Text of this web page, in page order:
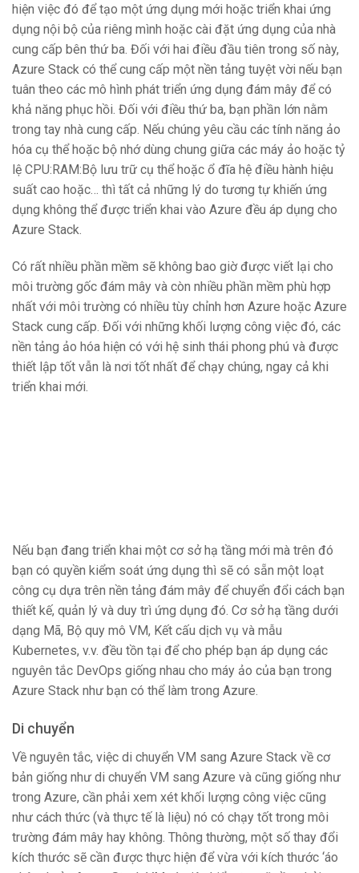
hiện việc đó để tạo một ứng dụng mới hoặc triển khai ứng
dụng nội bộ của riêng mình hoặc cài đặt ứng dụng của nhà
cung cấp bên thứ ba. Đối với hai điều đầu tiên trong số này,
Azure Stack có thể cung cấp một nền tảng tuyệt vời nếu bạn
tuân theo các mô hình phát triển ứng dụng đám mây để có
khả năng phục hồi. Đối với điều thứ ba, bạn phần lớn nằm
trong tay nhà cung cấp. Nếu chúng yêu cầu các tính năng ảo
hóa cụ thể hoặc bộ nhớ dùng chung giữa các máy ảo hoặc tỷ
lệ CPU:RAM:Bộ lưu trữ cụ thể hoặc ổ đĩa hệ điều hành hiệu
suất cao hoặc… thì tất cả những lý do tương tự khiến ứng
dụng không thể được triển khai vào Azure đều áp dụng cho
Azure Stack.
Có rất nhiều phần mềm sẽ không bao giờ được viết lại cho
môi trường gốc đám mây và còn nhiều phần mềm phù hợp
nhất với môi trường có nhiều tùy chỉnh hơn Azure hoặc Azure
Stack cung cấp. Đối với những khối lượng công việc đó, các
nền tảng ảo hóa hiện có với hệ sinh thái phong phú và được
thiết lập tốt vẫn là nơi tốt nhất để chạy chúng, ngay cả khi
triển khai mới.
Nếu bạn đang triển khai một cơ sở hạ tầng mới mà trên đó
bạn có quyền kiểm soát ứng dụng thì sẽ có sẵn một loạt
công cụ dựa trên nền tảng đám mây để chuyển đổi cách bạn
thiết kế, quản lý và duy trì ứng dụng đó. Cơ sở hạ tầng dưới
dạng Mã, Bộ quy mô VM, Kết cấu dịch vụ và mẫu
Kubernetes, v.v. đều tồn tại để cho phép bạn áp dụng các
nguyên tắc DevOps giống nhau cho máy ảo của bạn trong
Azure Stack như bạn có thể làm trong Azure.
Di chuyển
Về nguyên tắc, việc di chuyển VM sang Azure Stack về cơ
bản giống như di chuyển VM sang Azure và cũng giống như
trong Azure, cần phải xem xét khối lượng công việc cũng
như cách thức (và thực tế là liệu) nó có chạy tốt trong môi
trường đám mây hay không. Thông thường, một số thay đổi
kích thước sẽ cần được thực hiện để vừa với kích thước ‘áo